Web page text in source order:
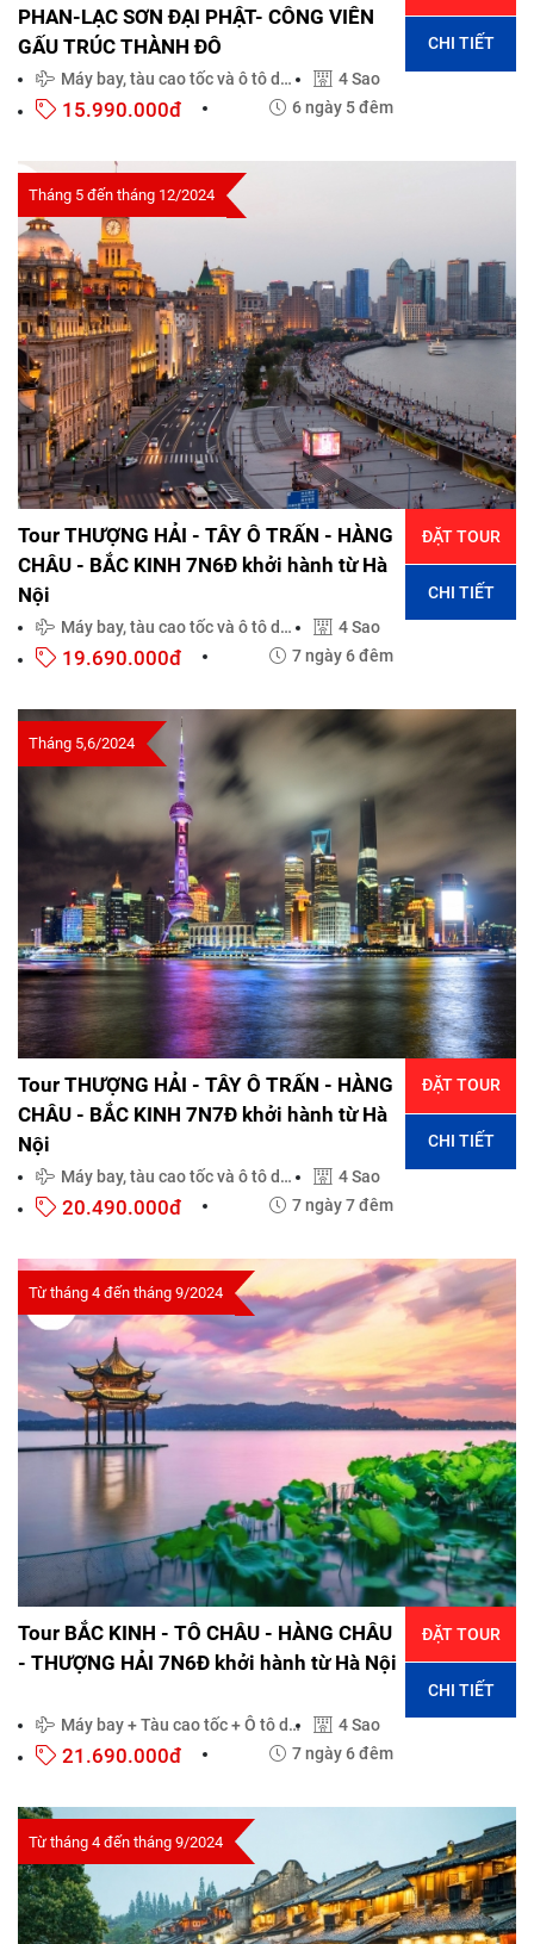
PHAN-LẠC SƠN ĐẠI PHẬT- CÔNG VIÊN
GẤU TRÚC THÀNH ĐÔ
Máy bay, tàu cao tốc và ô tô du lịch đời mới 4 Sao
15.990.000đ 6 ngày 5 đêm
CHI TIẾT
Tháng 5 đến tháng 12/2024
Tour THƯỢNG HẢI - TÂY Ô TRẤN - HÀNG
CHÂU - BẮC KINH 7N6Đ khởi hành từ Hà
Nội
Máy bay, tàu cao tốc và ô tô du lịch đời mới 4 Sao
19.690.000đ 7 ngày 6 đêm
ĐẶT TOUR
CHI TIẾT
Tháng 5,6/2024
Tour THƯỢNG HẢI - TÂY Ô TRẤN - HÀNG
CHÂU - BẮC KINH 7N7Đ khởi hành từ Hà
Nội
Máy bay, tàu cao tốc và ô tô du lịch đời mới 4 Sao
20.490.000đ 7 ngày 7 đêm
ĐẶT TOUR
CHI TIẾT
Từ tháng 4 đến tháng 9/2024
Tour BẮC KINH - TÔ CHÂU - HÀNG CHÂU
- THƯỢNG HẢI 7N6Đ khởi hành từ Hà Nội
Máy bay + Tàu cao tốc + Ô tô du lịch đời mới 4 Sao
21.690.000đ 7 ngày 6 đêm
ĐẶT TOUR
CHI TIẾT
Từ tháng 4 đến tháng 9/2024